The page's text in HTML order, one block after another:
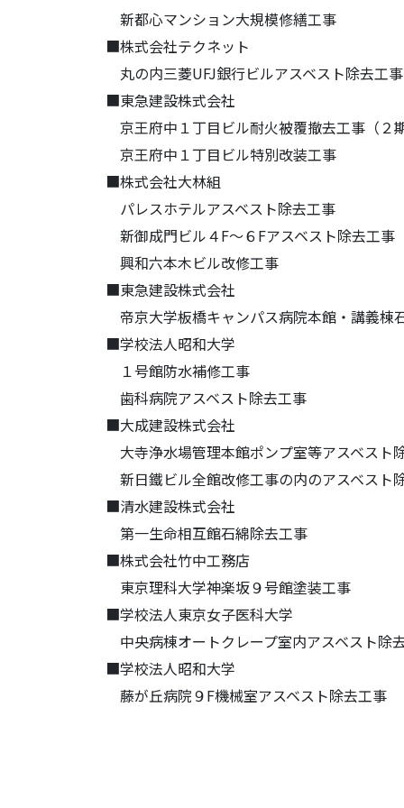
新都心マンション大規模修繕工事
■株式会社テクネット
丸の内三菱UFJ銀行ビルアスベスト除去工事
■東急建設株式会社
京王府中１丁目ビル耐火被覆撤去工事（２期
京王府中１丁目ビル特別改装工事
■株式会社大林組
パレスホテルアスベスト除去工事
新御成門ビル４F～６Fアスベスト除去工事
興和六本木ビル改修工事
■東急建設株式会社
帝京大学板橋キャンパス病院本館・講義棟
■学校法人昭和大学
１号館防水補修工事
歯科病院アスベスト除去工事
■大成建設株式会社
大寺浄水場管理本館ポンプ室等アスベスト
新日鐵ビル全館改修工事の内のアスベスト
■清水建設株式会社
第一生命相互館石綿除去工事
■株式会社竹中工務店
東京理科大学神楽坂９号館塗装工事
■学校法人東京女子医科大学
中央病棟オートクレープ室内アスベスト除
■学校法人昭和大学
藤が丘病院９F機械室アスベスト除去工事